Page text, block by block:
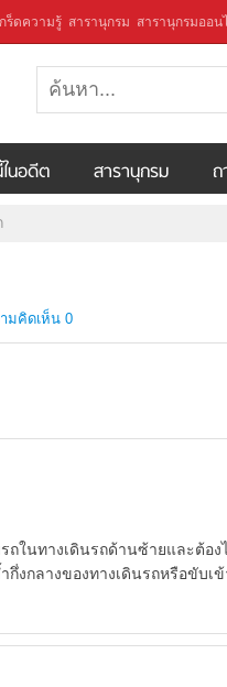
กร็ดความรู้ สารานุกรม สารานุกรมออน
นอดีต สารานุกรม
มคิดเห็น 0
ในทางเดินรถด้านซ้ายและต้อง
งกลางของทางเดินรถหรือขับเ